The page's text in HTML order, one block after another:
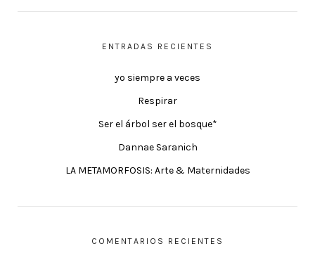
ENTRADAS RECIENTES
yo siempre a veces
Respirar
Ser el árbol ser el bosque*
Dannae Saranich
LA METAMORFOSIS: Arte & Maternidades
COMENTARIOS RECIENTES